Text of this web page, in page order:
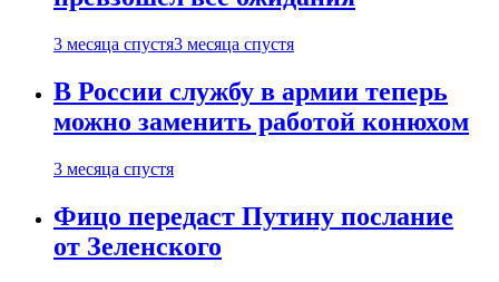
3 месяца спустя3 месяца спустя
В России службу в армии теперь
можно заменить работой конюхом
3 месяца спустя
Фицо передаст Путину послание
от Зеленского